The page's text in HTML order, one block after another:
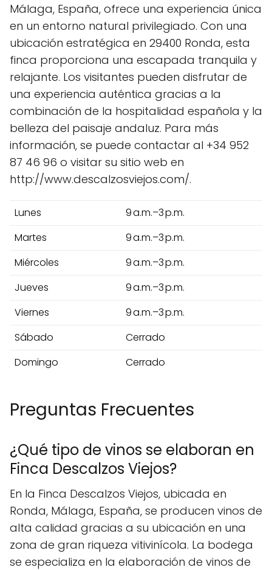
Málaga, España, ofrece una experiencia única
en un entorno natural privilegiado. Con una
ubicación estratégica en 29400 Ronda, esta
finca proporciona una escapada tranquila y
relajante. Los visitantes pueden disfrutar de
una experiencia auténtica gracias a la
combinación de la hospitalidad española y la
belleza del paisaje andaluz. Para más
información, se puede contactar al +34 952
87 46 96 o visitar su sitio web en
http://www.descalzosviejos.com/.
Lunes
9 a.m.–3 p.m.
Martes
9 a.m.–3 p.m.
Miércoles
9 a.m.–3 p.m.
Jueves
9 a.m.–3 p.m.
Viernes
9 a.m.–3 p.m.
Sábado
Cerrado
Domingo
Cerrado
Preguntas Frecuentes
¿Qué tipo de vinos se elaboran en
Finca Descalzos Viejos?
En la Finca Descalzos Viejos, ubicada en
Ronda, Málaga, España, se producen vinos de
alta calidad gracias a su ubicación en una
zona de gran riqueza vitivinícola. La bodega
se especializa en la elaboración de vinos de